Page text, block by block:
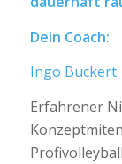
Dein Coach:
Ingo Buckert
Erfahrener